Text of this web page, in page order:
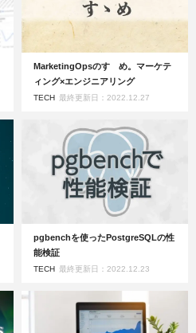
MarketingOpsのすゝめ。マーケテ
ィング×エンジニアリング
TECH 最終更新日：2022.12.27
pgbenchを使ったPostgreSQLの性
能検証
TECH 最終更新日：2022.12.23